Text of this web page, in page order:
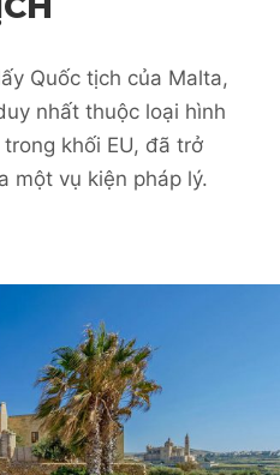
Quốc tịch của Malta,
nhất thuộc loại hình
khối EU, đã trở
một vụ kiện pháp lý.